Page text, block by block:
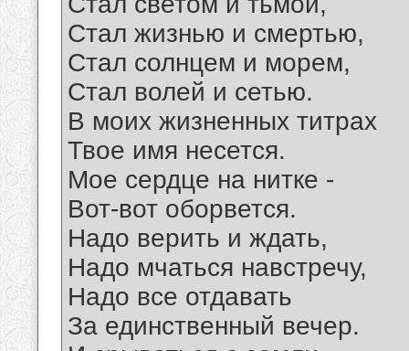
Стал жизнью и смертью,
Стал солнцем и морем,
Стал волей и сетью.
В моих жизненных титрах
Твое имя несется.
Мое сердце на нитке -
Вот-вот оборвется.
Надо верить и ждать,
Надо мчаться навстречу,
Надо все отдавать
За единственный вечер.